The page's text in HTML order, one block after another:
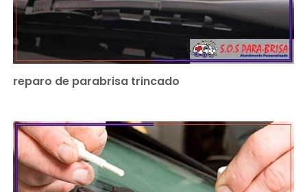
reparo de parabrisa trincado